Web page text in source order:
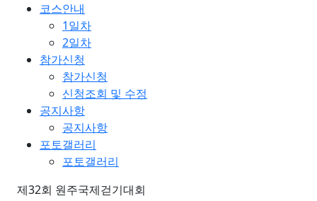
코스안내
1일차
2일차
참가신청
참가신청
신청조회 및 수정
공지사항
공지사항
포토갤러리
포토갤러리
제32회 원주국제걷기대회